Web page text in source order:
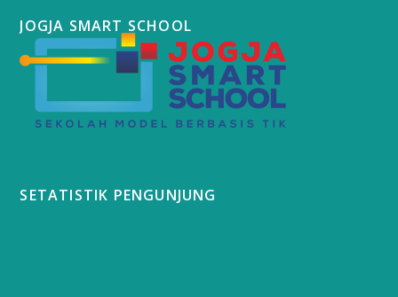
JOGJA SMART SCHOOL
SETATISTIK PENGUNJUNG